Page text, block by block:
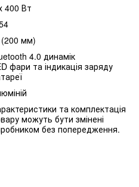
400 Вт
мм)
4.0 динамік
фари та індикація заряду
та комплектація
можуть бути змінені
без попередження.